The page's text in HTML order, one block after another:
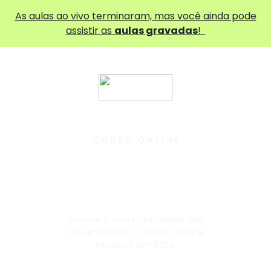
As aulas ao vivo terminaram, mas você ainda pode
assistir as aulas gravadas!